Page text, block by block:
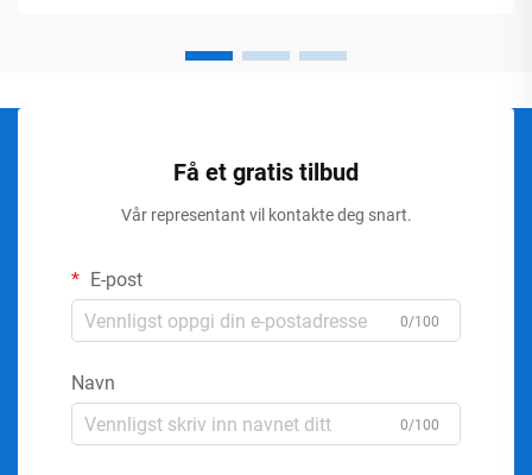
Få et gratis tilbud
Vår representant vil kontakte deg snart.
E-post
0/100
Navn
0/100